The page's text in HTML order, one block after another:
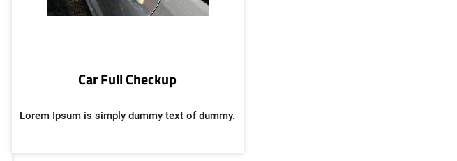
Car Full Checkup
Lorem Ipsum is simply dummy text of dummy.